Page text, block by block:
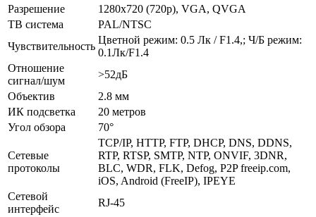
Разрешение
1280x720 (720p), VGA, QVGA
ТВ система
PAL/NTSC
Чувствительность
Цветной режим: 0.5 Лк / F1.4,; Ч/Б режим:
0.1Лк/F1.4
Отношение
сигнал/шум
>52дБ
Объектив
2.8 мм
ИК подсветка
20 метров
Угол обзора
70°
Сетевые
протоколы
TCP/IP, HTTP, FTP, DHCP, DNS, DDNS,
RTP, RTSP, SMTP, NTP, ONVIF, 3DNR,
BLC, WDR, FLK, Defog, P2P freeip.com,
iOS, Android (FreeIP), IPEYE
Сетевой
интерфейс
RJ-45